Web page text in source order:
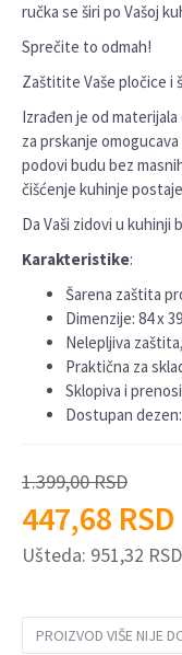
ručka se širi po Vašoj
Sprečite to odmah!
Zaštitite Vaše pločice i
Izrađen je od
za prskanje
podovi budu bez
čišćenje kuhinje
Da Vaši zidovi u kuhinji
Karakteristike:
Šarena zaštita
Dimenzije: 84 x
Nelepljiva
Praktična za
Sklopiva i
Dostupan
1.399,00RSD
447,68 RSD
Ušteda: 951,32 RSD
PROIZVOD VIŠE NIJE